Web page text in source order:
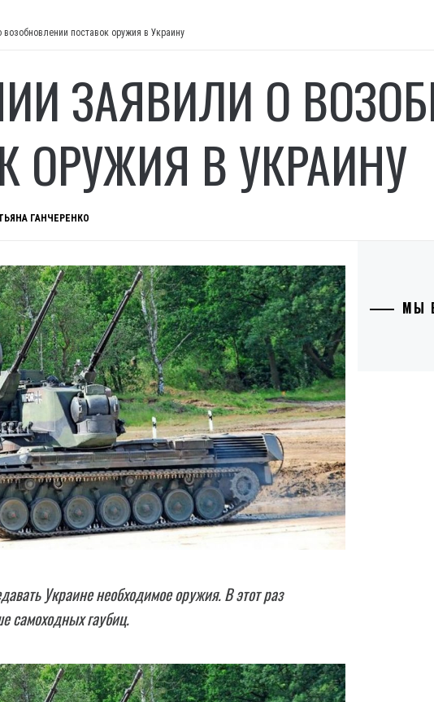
поставок оружия в Украину
ЗАЯВИЛИ О
ОРУЖИЯ В УКРАИНУ
ГАНЧЕРЕНКО
Украине необходимое оружия. В этот раз
самоходных гаубиц.
МЫ В